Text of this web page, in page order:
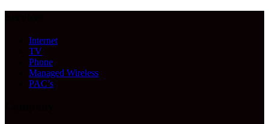
Internet
TV
Phone
Managed Wireless
PAC’s